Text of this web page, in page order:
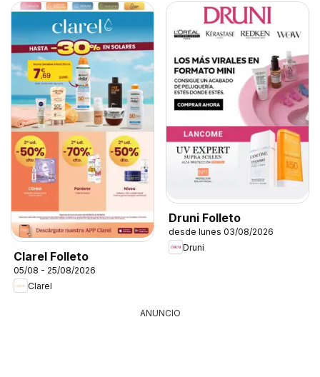
Clarel Folleto
05/08 - 25/08/2026
Clarel
Druni Folleto
desde lunes 03/08/2026
Druni
ANUNCIO